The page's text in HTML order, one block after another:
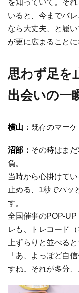
を知っていて。そ
いると、今までバ
なら大丈夫、と履
が更に広まることに
思わず足を
出会いの一
既存のマー
その時はま
負。
当時から心掛けて
止める、1秒でパッ
す。
全国催事のPOP-
レも、トレコード
上ずらりと並べる
「あ、よっぽど自
すね。それが多分、